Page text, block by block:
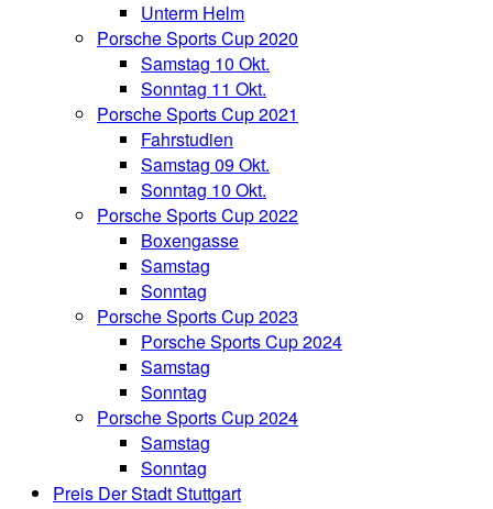
Unterm Helm
Porsche Sports Cup 2020
Samstag 10 Okt.
Sonntag 11 Okt.
Porsche Sports Cup 2021
Fahrstudien
Samstag 09 Okt.
Sonntag 10 Okt.
Porsche Sports Cup 2022
Boxengasse
Samstag
Sonntag
Porsche Sports Cup 2023
Porsche Sports Cup 2024
Samstag
Sonntag
Porsche Sports Cup 2024
Samstag
Sonntag
Preis Der Stadt Stuttgart